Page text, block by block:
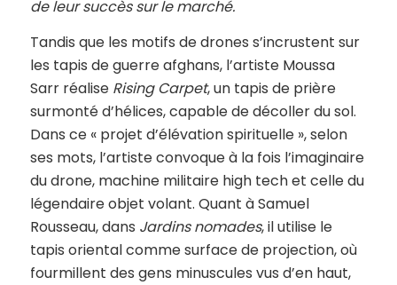
de leur succès sur le marché.
Tandis que les motifs de drones s’incrustent sur
les tapis de guerre afghans, l’artiste Moussa
Sarr réalise Rising Carpet, un tapis de prière
surmonté d’hélices, capable de décoller du sol.
Dans ce « projet d’élévation spirituelle », selon
ses mots, l’artiste convoque à la fois l’imaginaire
du drone, machine militaire high tech et celle du
légendaire objet volant. Quant à Samuel
Rousseau, dans Jardins nomades, il utilise le
tapis oriental comme surface de projection, où
fourmillent des gens minuscules vus d’en haut,